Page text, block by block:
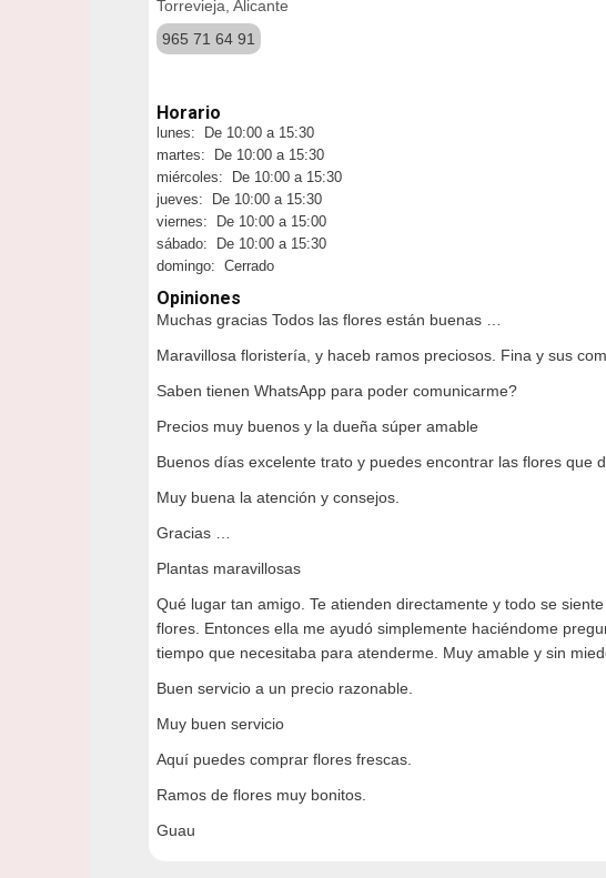
Torrevieja, Alicante
965 71 64 91
Horario
lunes: De 10:00 a 15:30
martes: De 10:00 a 15:30
miércoles: De 10:00 a 15:30
jueves: De 10:00 a 15:30
viernes: De 10:00 a 15:00
sábado: De 10:00 a 15:30
domingo: Cerrado
Opiniones
Muchas gracias Todos las flores están buenas …
Maravillosa floristería, y haceb ramos preciosos. Fina y sus
Saben tienen WhatsApp para poder comunicarme?
Precios muy buenos y la dueña súper amable
Buenos días excelente trato y puedes encontrar las flores que
Muy buena la atención y consejos.
Gracias …
Plantas maravillosas
Qué lugar tan amigo. Te atienden directamente y todo se
flores. Entonces ella me ayudó simplemente haciéndome
tiempo que necesitaba para atenderme. Muy amable y sin
Buen servicio a un precio razonable.
Muy buen servicio
Aquí puedes comprar flores frescas.
Ramos de flores muy bonitos.
Guau